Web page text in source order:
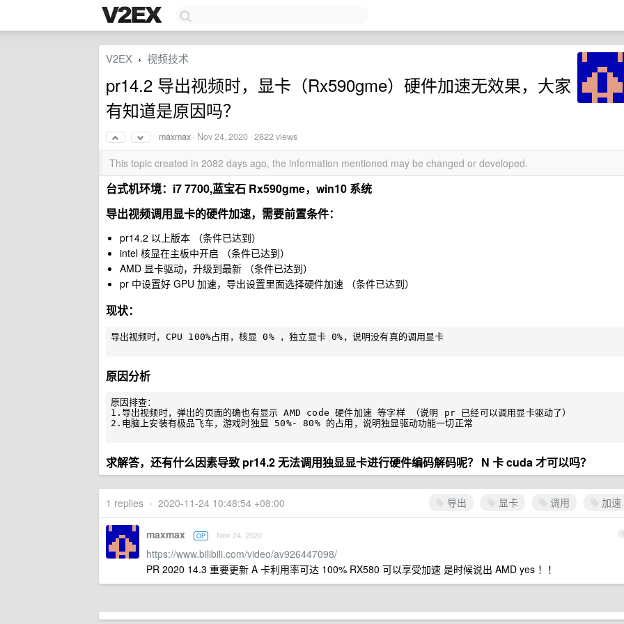
V2EX › 视频技术
pr14.2 导出视频时，显卡（Rx590gme）硬件加速无效果，大家
有知道是原因吗？
maxmax · Nov 24, 2020 · 2822 views
This topic created in 2082 days ago, the information mentioned may be changed or developed.
台式机环境：i7 7700,蓝宝石 Rx590gme，win10 系统
导出视频调用显卡的硬件加速，需要前置条件：
pr14.2 以上版本 （条件已达到）
intel 核显在主板中开启 （条件已达到）
AMD 显卡驱动，升级到最新 （条件已达到）
pr 中设置好 GPU 加速，导出设置里面选择硬件加速 （条件已达到）
现状：
导出视频时，CPU 100%占用，核显 0% ，独立显卡 0%，说明没有真的调用显卡
原因分析
原因排查：
1.导出视频时，弹出的页面的确也有显示 AMD code 硬件加速 等字样 （说明 pr 已经可以调用显卡驱动了）
2.电脑上安装有极品飞车，游戏时独显 50%- 80% 的占用，说明独显驱动功能一切正常
求解答，还有什么因素导致 pr14.2 无法调用独显显卡进行硬件编码解码呢？ N 卡 cuda 才可以吗？
导出 显卡 调用 加速
1 replies • 2020-11-24 10:48:54 +08:00
1
maxmax OP Nov 24, 2020
https://www.bilibili.com/video/av926447098/
PR 2020 14.3 重要更新 A 卡利用率可达 100% RX580 可以享受加速 是时候说出 AMD yes ！！